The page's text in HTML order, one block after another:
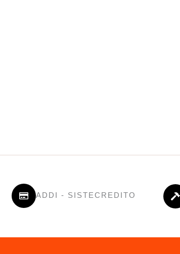
ADDI - SISTECREDITO